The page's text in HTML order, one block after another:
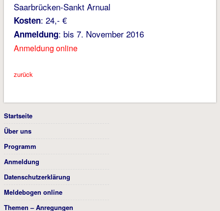
Saarbrücken-Sankt Arnual
Kosten: 24,- €
Anmeldung: bis 7. November 2016
Anmeldung online
zurück
Startseite
Über uns
Programm
Anmeldung
Datenschutzerklärung
Meldebogen online
Themen – Anregungen